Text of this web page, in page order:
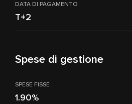
DATA DI PAGAMENTO
T+2
Spese di gestione
SPESE FISSE
1.90%